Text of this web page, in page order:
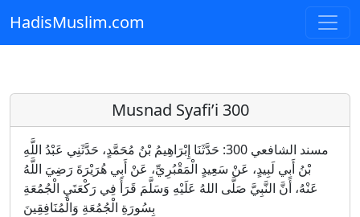
Skip to main content
HadisMuslim.com
Musnad Syafi’i 300
مسند الشافعي 300: حَدَّثَنَا إِبْرَاهِيمُ بْنُ مُحَمَّدٍ، حَدَّثَنِي عَبْدُ اللَّهِ
بْنُ أَبِي لَبِيدٍ، عَنْ سَعِيدٍ الْمَقْبُرِيِّ، عَنْ أَبِي هُرَيْرَةَ رَضِيَ اللَّهُ
عَنْهُ، أَنَّ النَّبِيَّ صَلَّى اللهُ عَلَيْهِ وَسَلَّمَ قَرَأَ فِي رَكْعَتَيِ الْجُمُعَةِ
بِسُورَةِ الْجُمُعَةِ وَالْمُنَافِقِينَ